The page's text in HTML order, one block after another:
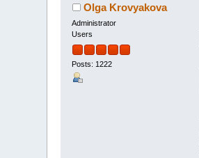
Olga Krovyakova
Administrator
Users
Posts: 1222